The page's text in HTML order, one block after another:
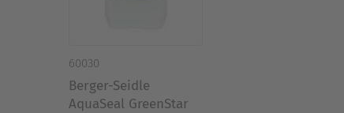
60030
Berger-Seidle
AquaSeal GreenStar